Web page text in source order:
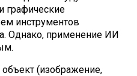
графические
инструментов
Однако, применение ИИ
(изображение,